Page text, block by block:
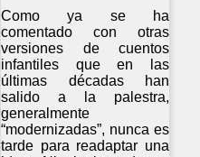
Como ya se ha
comentado con otras
versiones de cuentos
infantiles que en las
últimas décadas han
salido a la palestra,
generalmente
“modernizadas”, nunca es
tarde para readaptar una